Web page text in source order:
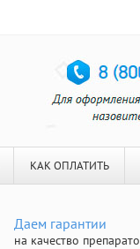
КАК ОПЛАТИТЬ
Даем гарантии
на качество